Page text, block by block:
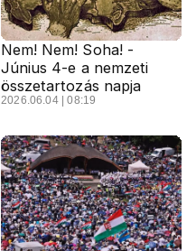
Nem! Nem! Soha! -
Június 4-e a nemzeti
összetartozás napja
2026.06.04 | 08:19